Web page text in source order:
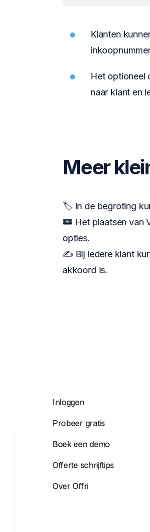
Klanten
Het optioneel
naar klant en
Meer
🏷 In de begroting
Het plaatsen van
opties.
✍️ Bij iedere klant
akkoord is.
Inloggen
Probeer gratis
Boek een demo
Offerte schrijftips
Over Offri